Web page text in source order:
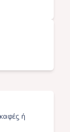
ή